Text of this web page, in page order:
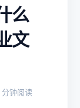
么
文
分钟阅读